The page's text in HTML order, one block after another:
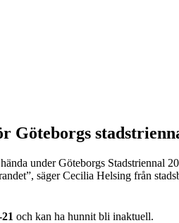
Göteborgs
under Göteborgs Stadstriennal
säger Cecilia Helsing från
och kan ha hunnit bli inaktuell.